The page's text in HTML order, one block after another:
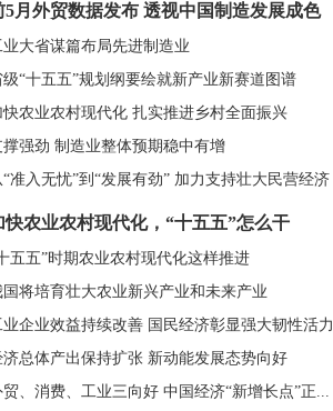
行业转出新空间 锚定50亿千瓦装机目标
5月外贸数据发布 透视中国制造发展成色
业大省谋篇布局先进制造业
级“十五五”规划纲要绘就新产业新赛道图谱
快农业农村现代化 扎实推进乡村全面振兴
撑强劲 制造业整体预期稳中有增
“准入无忧”到“发展有劲” 加力支持壮大民营经济
快农业农村现代化，“十五五”怎么干
五五”时期农业农村现代化这样推进
国将培育壮大农业新兴产业和未来产业
业企业效益持续改善 国民经济彰显强大韧性活力
济总体产出保持扩张 新动能发展态势向好
贸、消费、工业三向好 中国经济“新增长点”正...